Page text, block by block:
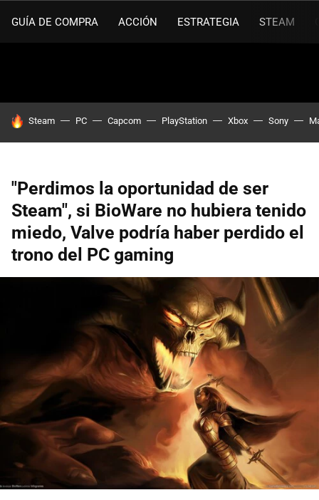
GUÍA DE COMPRA ACCIÓN ESTRATEGIA STEAM
HOY SE HABLA DE
Steam PC Capcom PlayStation Xbox Sony
"Perdimos la oportunidad de ser
Steam", si BioWare no hubiera tenido
miedo, Valve podría haber perdido el
trono del PC gaming